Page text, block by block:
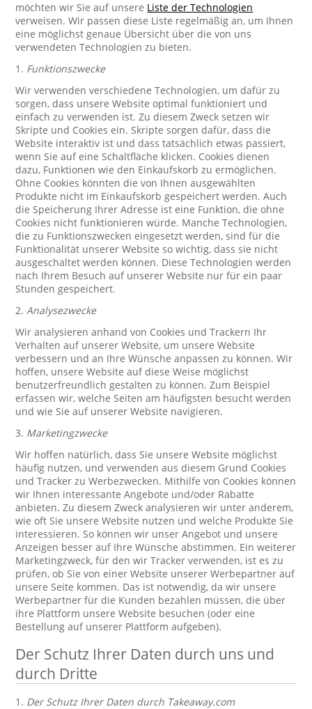
möchten wir Sie auf unsere Liste der Technologien
verweisen. Wir passen diese Liste regelmäßig an, um Ihnen
eine möglichst genaue Übersicht über die von uns
verwendeten Technologien zu bieten.
1. Funktionszwecke
Wir verwenden verschiedene Technologien, um dafür zu
sorgen, dass unsere Website optimal funktioniert und
einfach zu verwenden ist. Zu diesem Zweck setzen wir
Skripte und Cookies ein. Skripte sorgen dafür, dass die
Website interaktiv ist und dass tatsächlich etwas passiert,
wenn Sie auf eine Schaltfläche klicken. Cookies dienen
dazu, Funktionen wie den Einkaufskorb zu ermöglichen.
Ohne Cookies könnten die von Ihnen ausgewählten
Produkte nicht im Einkaufskorb gespeichert werden. Auch
die Speicherung Ihrer Adresse ist eine Funktion, die ohne
Cookies nicht funktionieren würde. Manche Technologien,
die zu Funktionszwecken eingesetzt werden, sind für die
Funktionalität unserer Website so wichtig, dass sie nicht
ausgeschaltet werden können. Diese Technologien werden
nach Ihrem Besuch auf unserer Website nur für ein paar
Stunden gespeichert.
2.Analysezwecke
Wir analysieren anhand von Cookies und Trackern Ihr
Verhalten auf unserer Website, um unsere Website
verbessern und an Ihre Wünsche anpassen zu können. Wir
hoffen, unsere Website auf diese Weise möglichst
benutzerfreundlich gestalten zu können. Zum Beispiel
erfassen wir, welche Seiten am häufigsten besucht werden
und wie Sie auf unserer Website navigieren.
3. Marketingzwecke
Wir hoffen natürlich, dass Sie unsere Website möglichst
häufig nutzen, und verwenden aus diesem Grund Cookies
und Tracker zu Werbezwecken. Mithilfe von Cookies können
wir Ihnen interessante Angebote und/oder Rabatte
anbieten. Zu diesem Zweck analysieren wir unter anderem,
wie oft Sie unsere Website nutzen und welche Produkte Sie
interessieren. So können wir unser Angebot und unsere
Anzeigen besser auf Ihre Wünsche abstimmen. Ein weiterer
Marketingzweck, für den wir Tracker verwenden, ist es zu
prüfen, ob Sie von einer Website unserer Werbepartner auf
unsere Seite kommen. Das ist notwendig, da wir unsere
Werbepartner für die Kunden bezahlen müssen, die über
ihre Plattform unsere Website besuchen (oder eine
Bestellung auf unserer Plattform aufgeben).
Der Schutz Ihrer Daten durch uns und
durch Dritte
1. Der Schutz Ihrer Daten durch Takeaway.com